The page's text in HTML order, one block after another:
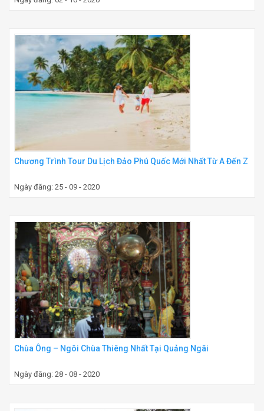
Chương Trình Tour Du Lịch Đảo Phú Quốc Mới Nhất Từ A Đến Z
Ngày đăng: 25 - 09 - 2020
Chùa Ông – Ngôi Chùa Thiêng Nhất Tại Quảng Ngãi
Ngày đăng: 28 - 08 - 2020